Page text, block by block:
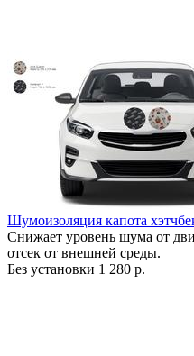
Шумоизоляция капота
Снижает уровень шума от
отсек от внешней среды.
Без установки 1 280 р.